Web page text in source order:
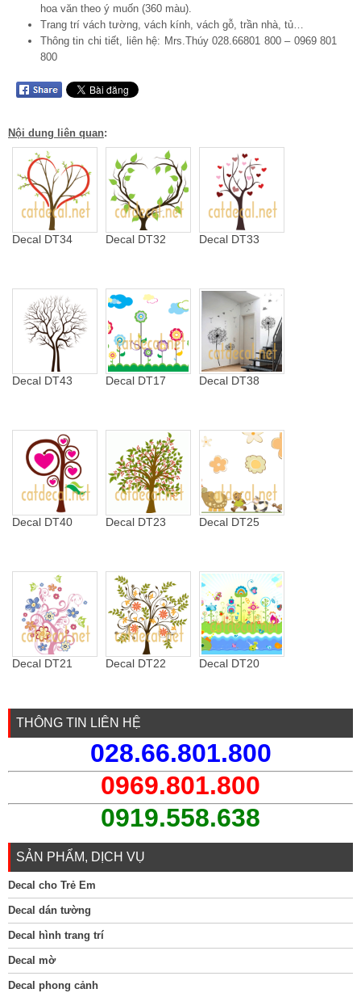
hoa văn theo ý muốn (360 màu).
Trang trí vách tường, vách kính, vách gỗ, trần nhà, tủ…
Thông tin chi tiết, liên hệ: Mrs.Thúy 028.66801 800 – 0969 801
800
Nội dung liên quan:
Decal DT34 Decal DT32 Decal DT33
Decal DT43 Decal DT17 Decal DT38
Decal DT40 Decal DT23 Decal DT25
Decal DT21 Decal DT22 Decal DT20
THÔNG TIN LIÊN HỆ
028.66.801.800
0969.801.800
0919.558.638
SẢN PHẨM, DỊCH VỤ
Decal cho Trẻ Em
Decal dán tường
Decal hình trang trí
Decal mờ
Decal phong cảnh